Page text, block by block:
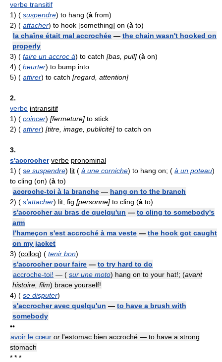
verbe transitif
1) ( suspendre) to hang (à from)
2) ( attacher) to hook [something] on (à to)
la chaîne était mal accrochée — the chain wasn't hooked on
properly
3) ( faire un accroc à) to catch [bas, pull] (à on)
4) ( heurter) to bump into
5) ( attirer) to catch [regard, attention]
2.
verbe intransitif
1) ( coincer) [fermeture] to stick
2) ( attirer) [titre, image, publicité] to catch on
3.
s'accrocher verbe pronominal
1) ( se suspendre) lit ( à une corniche) to hang on; ( à un poteau)
to cling (on) (à to)
accroche-toi à la branche — hang on to the branch
2) ( s'attacher) lit fig [personne] to cling (à to)
s'accrocher au bras de quelqu'un — to cling to somebody's
arm
l'hameçon s'est accroché à ma veste — the hook got caught
on my jacket
3) (colloq) ( tenir bon)
s'accrocher pour faire — to try hard to do
accroche-toi! — ( sur une moto) hang on to your hat!; (avant
histoire, film) brace yourself!
4) ( se disputer)
s'accrocher avec quelqu'un — to have a brush with
somebody
••
avoir le cœur or l'estomac bien accroché — to have a strong
stomach
* * *